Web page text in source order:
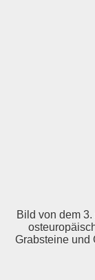
Bild von dem
Grabsteine und